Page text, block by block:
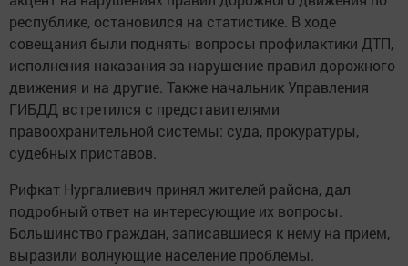
республике, остановился на статистике. В ходе
совещания были подняты вопросы профилактики ДТП,
исполнения наказания за нарушение правил дорожного
движения и на другие. Также начальник Управления
ГИБДД встретился с представителями
правоохранительной системы: суда, прокуратуры,
судебных приставов.
Рифкат Нургалиевич принял жителей района, дал
подробный ответ на интересующие их вопросы.
Большинство граждан, записавшиеся к нему на прием,
выразили волнующие население проблемы.